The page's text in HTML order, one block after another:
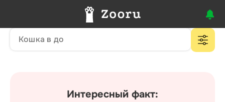
Интересный факт: